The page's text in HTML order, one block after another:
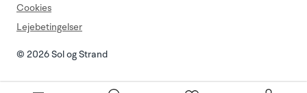
© 2026 Sol og Strand
Cookies
Lejebetingelser